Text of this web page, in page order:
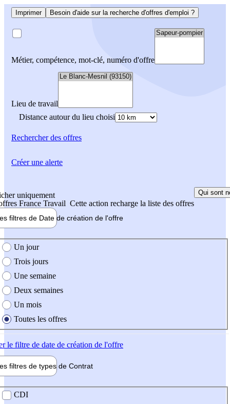
Imprimer Besoin d'aide sur la recherche d'offres d'emploi ?
Métier, compétence, mot-clé, numéro d'offre
Lieu de travail
Distance autour du lieu choisi
Rechercherdes offres
uniquement
France Travail Cette action recharge la liste des offres
Qui sont
filtres de Date de création de l'offre
création de l'offre
Un jour
Trois jours
Une semaine
Deux semaines
Un mois
Toutes les offres
le filtre de date de création de l'offre
filtres de types de Contrat
contrat
CDI
Créer une alerte